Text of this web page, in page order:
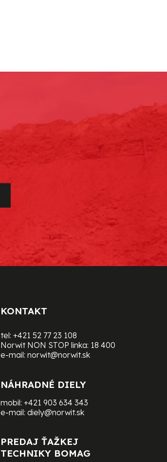
KONTAKT
tel: +421 52 77 23 108
Norwit NON STOP linka: 18 400
e-mail: norwit@norwit.sk
NÁHRADNÉ DIELY
mobil: +421 903 634 343
e-mail: diely@norwit.sk
PREDAJ ŤAŽKEJ
TECHNIKY BOMAG